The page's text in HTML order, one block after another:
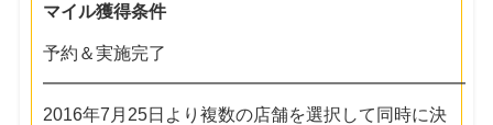
マイル獲得条件
予約＆実施完了
━━━━━━━━━━━━━━━━━━━━━━━━
2016年7月25日より複数の店舗を選択して同時に決